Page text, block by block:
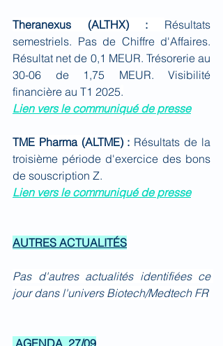
Theranexus (ALTHX) : Résultats
semestriels. Pas de Chiffre d'Affaires.
Résultat net de 0,1 MEUR. Trésorerie au
30-06 de 1,75 MEUR. Visibilité
financière au T1 2025.
Lien vers le communiqué de presse
TME Pharma (ALTME) : Résultats de la
troisième période d'exercice des bons
de souscription Z.
Lien vers le communiqué de presse
AUTRES ACTUALITÉS
Pas d'autres actualités identifiées ce
jour dans l'univers Biotech/Medtech FR
AGENDA  27/09